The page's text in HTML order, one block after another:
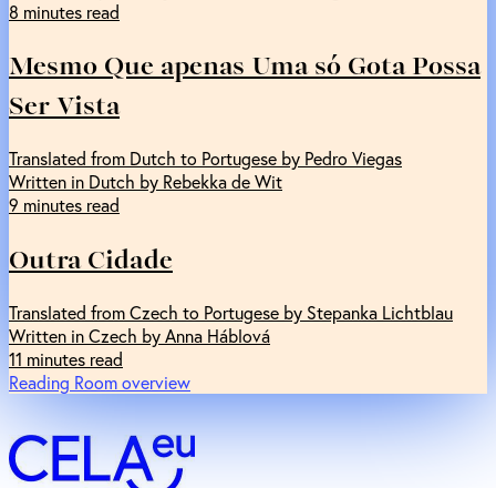
8 minutes read
Mesmo Que apenas Uma só Gota Possa
Ser Vista
Translated from Dutch to Portugese by Pedro Viegas
Written in Dutch by Rebekka de Wit
9 minutes read
Outra Cidade
Translated from Czech to Portugese by Stepanka Lichtblau
Written in Czech by Anna Háblová
11 minutes read
Reading Room overview